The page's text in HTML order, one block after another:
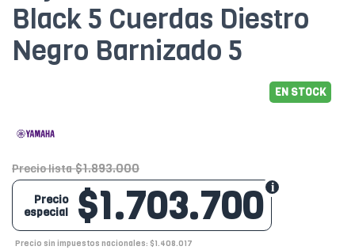
Black 5 Cuerdas Diestro
Negro Barnizado 5
EN STOCK
Precio lista $1.893.000
$1.703.700
Precio
especial
Precio sin impuestos nacionales: $1.408.017